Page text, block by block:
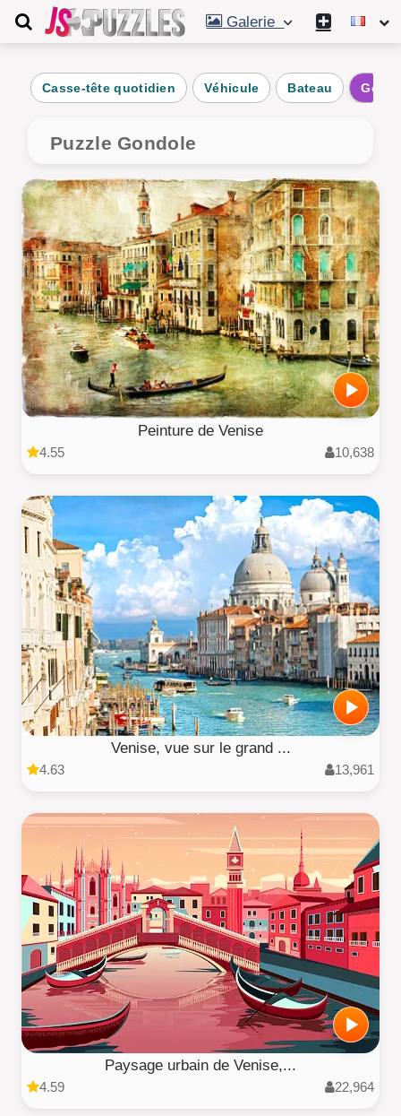
Galerie
Casse-tête quotidien Véhicule Bateau
Puzzle Gondole
Peinture de Venise
4.55 10,638
Venise, vue sur le grand ...
4.63 13,961
Paysage urbain de Venise,...
4.59 22,964